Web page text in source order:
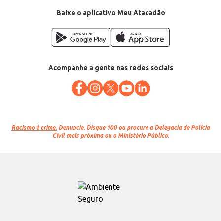
Baixe o aplicativo Meu Atacadão
Acompanhe a gente nas redes sociais
Racismo é crime. Denuncie. Disque 100 ou procure a Delegacia de Polícia
Civil mais próxima ou o Ministério Público.